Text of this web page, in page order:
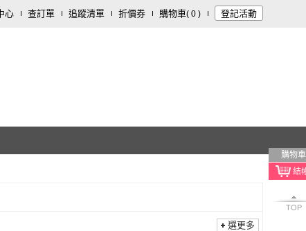
心 查訂單 追蹤清單 折價券 購物車( 0 ) 登記活動
購物車
TOP
選更多